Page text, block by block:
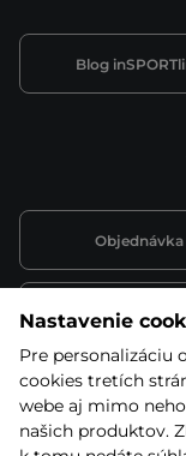
Objednávka
Spôsob
Montáž a
Blog
Nastavenie
Pre personalizáciu
cookies tretích
webe aj mimo
našich produktov.